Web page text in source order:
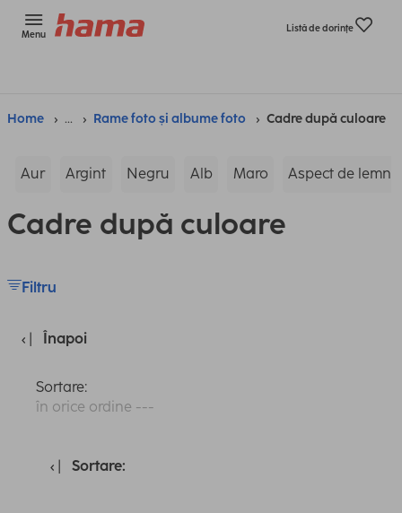
Menu
Listă de dorinţe
Home ... Rame foto și albume foto Cadre după culoare
Aur Argint Negru Alb Maro Aspect de lemn
Cadre după culoare
Filtru
Înapoi
Sortare:
în orice ordine ---
Sortare: